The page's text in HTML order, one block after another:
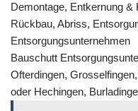
Demontage, Entkernung &
Rückbau, Abriss,
Entsorgungsunternehmen
Bauschutt
Ofterdingen,
oder Hechingen,